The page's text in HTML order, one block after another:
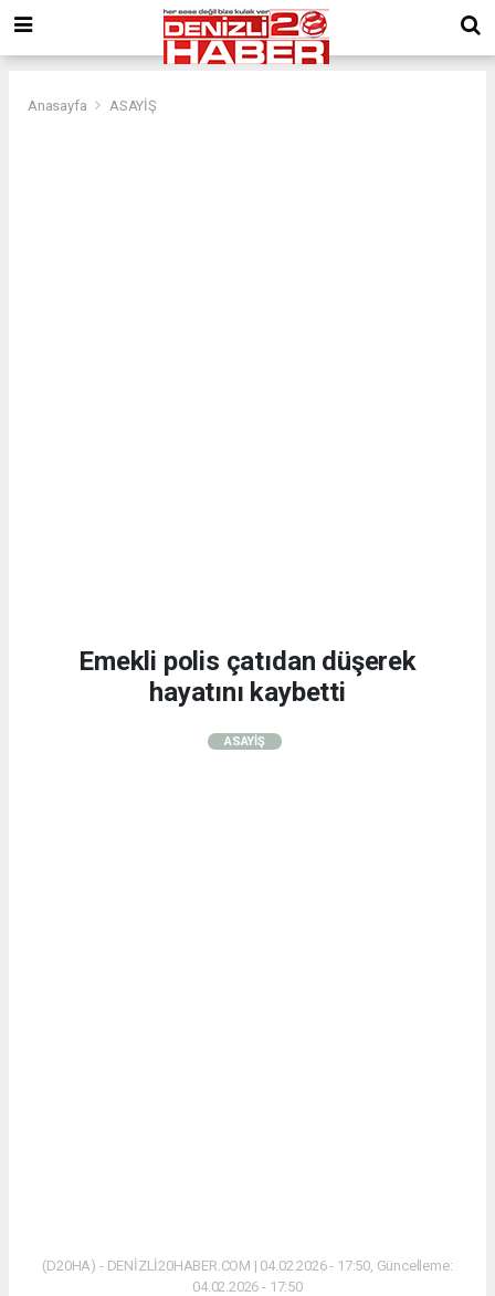
Anasayfa ASAYİŞ
Emekli polis çatıdan düşerek
hayatını kaybetti
ASAYİŞ
(D20HA) - DENİZLİ20HABER.COM | 04.02.2026 - 17:50, Güncelleme:
04.02.2026 - 17:50